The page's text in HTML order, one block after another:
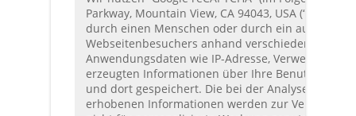
Parkway, Mountain View, CA 94043, USA
durch einen Menschen oder durch ein
Webseitenbesuchers anhand verschiedener
Anwendungsdaten wie IP-Adresse, Verweildauer
erzeugten Informationen über Ihre Benutzung
und dort gespeichert. Die bei der Analyse
erhobenen Informationen werden zur